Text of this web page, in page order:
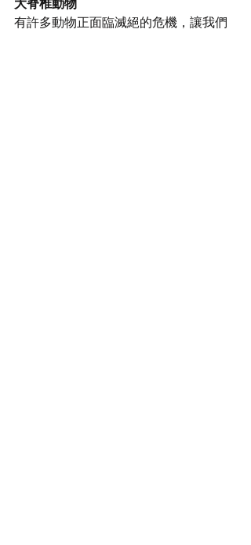
大脊椎動物
有許多動物正面臨滅絕的危機，讓我們